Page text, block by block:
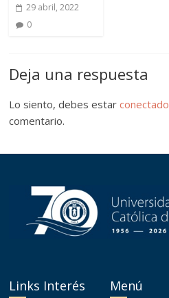
29 abril, 2022
0
Deja una respuesta
Lo siento, debes estarconectado
comentario.
Links Interés Menú